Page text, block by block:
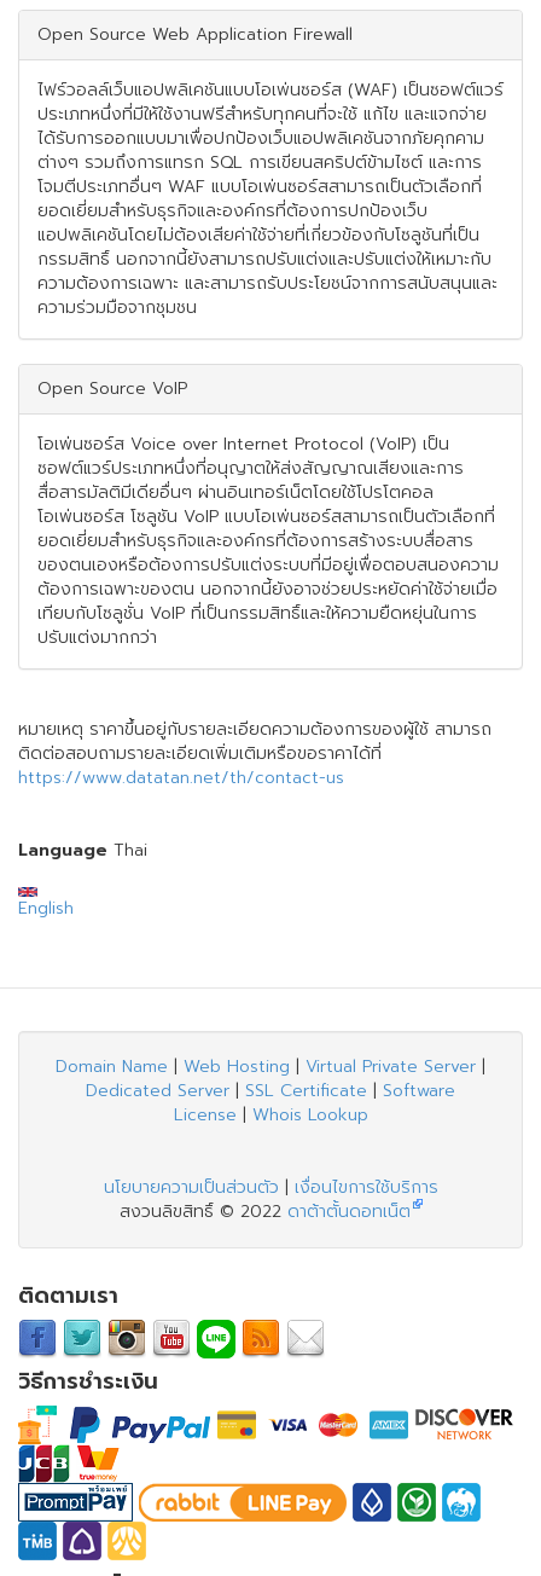
Open Source Web Application Firewall
ไฟร์วอลล์เว็บแอปพลิเคชันแบบโอเพ่นซอร์ส (WAF) เป็นซอฟต์แวร์
ประเภทหนึ่งที่มีให้ใช้งานฟรีสำหรับทุกคนที่จะใช้ แก้ไข และแจกจ่าย
ได้รับการออกแบบมาเพื่อปกป้องเว็บแอปพลิเคชันจากภัยคุกคาม
ต่างๆ รวมถึงการแทรก SQL การเขียนสคริปต์ข้ามไซต์ และการ
โจมตีประเภทอื่นๆ WAF แบบโอเพ่นซอร์สสามารถเป็นตัวเลือกที่
ยอดเยี่ยมสำหรับธุรกิจและองค์กรที่ต้องการปกป้องเว็บ
แอปพลิเคชันโดยไม่ต้องเสียค่าใช้จ่ายที่เกี่ยวข้องกับโซลูชันที่เป็น
กรรมสิทธิ์ นอกจากนี้ยังสามารถปรับแต่งและปรับแต่งให้เหมาะกับ
ความต้องการเฉพาะ และสามารถรับประโยชน์จากการสนับสนุนและ
ความร่วมมือจากชุมชน
Open Source VoIP
โอเพ่นซอร์ส Voice over Internet Protocol (VoIP) เป็น
ซอฟต์แวร์ประเภทหนึ่งที่อนุญาตให้ส่งสัญญาณเสียงและการ
สื่อสารมัลติมีเดียอื่นๆ ผ่านอินเทอร์เน็ตโดยใช้โปรโตคอล
โอเพ่นซอร์ส โซลูชัน VoIP แบบโอเพ่นซอร์สสามารถเป็นตัวเลือกที่
ยอดเยี่ยมสำหรับธุรกิจและองค์กรที่ต้องการสร้างระบบสื่อสาร
ของตนเองหรือต้องการปรับแต่งระบบที่มีอยู่เพื่อตอบสนองความ
ต้องการเฉพาะของตน นอกจากนี้ยังอาจช่วยประหยัดค่าใช้จ่ายเมื่อ
เทียบกับโซลูชั่น VoIP ที่เป็นกรรมสิทธิ์และให้ความยืดหยุ่นในการ
ปรับแต่งมากกว่า
หมายเหตุ ราคาขึ้นอยู่กับรายละเอียดความต้องการของผู้ใช้ สามารถ
ติดต่อสอบถามรายละเอียดเพิ่มเติมหรือขอราคาได้ที่
https://www.datatan.net/th/contact-us
Language Thai
English
Domain Name | Web Hosting | Virtual Private Server |
Dedicated Server | SSL Certificate | Software
License | Whois Lookup
นโยบายความเป็นส่วนตัว | เงื่อนไขการใช้บริการ
สงวนลิขสิทธิ์ © 2022 ดาต้าตั้นดอทเน็ต
ติดตามเรา
วิธีการชำระเงิน